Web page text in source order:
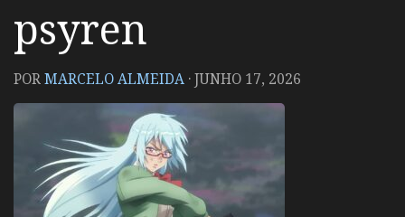
psyren
PORMARCELO ALMEIDA ·JUNHO 17, 2026